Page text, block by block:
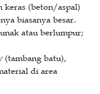
keras (beton/aspal)
biasanya besar.
atau berlumpur;
(tambang batu),
di area